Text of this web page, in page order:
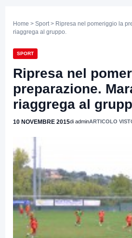
Home > Sport > Ripresa nel pomeriggio la
riaggrega al gruppo.
SPORT
Ripresa nel
preparazione.
riaggrega al
10 NOVEMBRE 2015di adminARTICOLO